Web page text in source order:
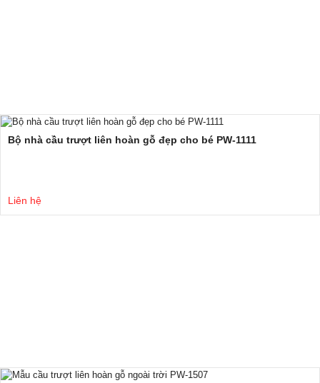
Bộ nhà cầu trượt liên hoàn gỗ đẹp cho bé PW-1111
Liên hệ